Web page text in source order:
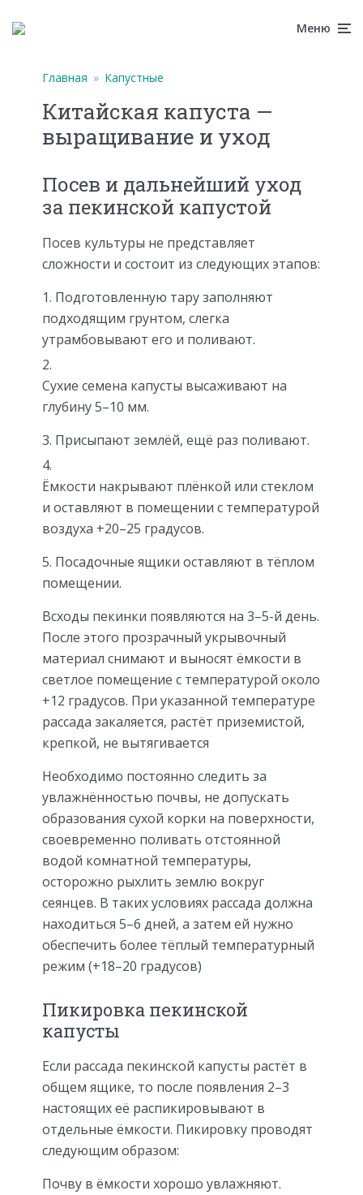
Меню
Главная » Капустные
Китайская капуста —
выращивание и уход
Посев и дальнейший уход
за пекинской капустой
Посев культуры не представляет
сложности и состоит из следующих этапов:
Подготовленную тару заполняют
подходящим грунтом, слегка
утрамбовывают его и поливают.
Сухие семена капусты высаживают на
глубину 5–10 мм.
Присыпают землёй, ещё раз поливают.
Ёмкости накрывают плёнкой или стеклом
и оставляют в помещении с температурой
воздуха +20–25 градусов.
Посадочные ящики оставляют в тёплом
помещении.
Всходы пекинки появляются на 3–5-й день.
После этого прозрачный укрывочный
материал снимают и выносят ёмкости в
светлое помещение с температурой около
+12 градусов. При указанной температуре
рассада закаляется, растёт приземистой,
крепкой, не вытягивается
Необходимо постоянно следить за
увлажнённостью почвы, не допускать
образования сухой корки на поверхности,
своевременно поливать отстоянной
водой комнатной температуры,
осторожно рыхлить землю вокруг
сеянцев. В таких условиях рассада должна
находиться 5–6 дней, а затем ей нужно
обеспечить более тёплый температурный
режим (+18–20 градусов)
Пикировка пекинской
капусты
Если рассада пекинской капусты растёт в
общем ящике, то после появления 2–3
настоящих её распикировывают в
отдельные ёмкости. Пикировку проводят
следующим образом:
Почву в ёмкости хорошо увлажняют.